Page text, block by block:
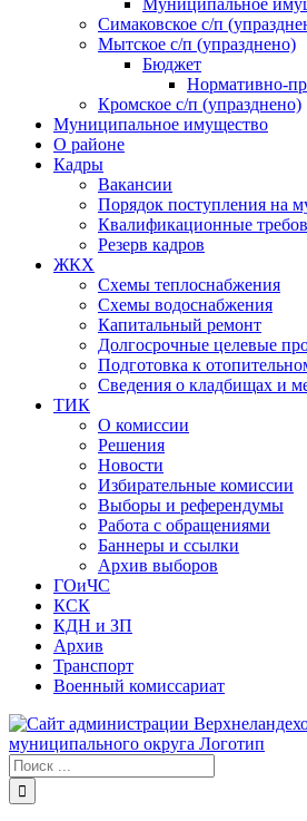
Муниципальное
Симаковское с/п
Мытское с/п (упразднено)
Бюджет
Нормативно-
Кромское с/п (упразднено)
Муниципальное имущество
О районе
Кадры
Вакансии
Порядок поступления на
Квалификационные
Резерв кадров
ЖКХ
Схемы теплоснабжения
Схемы водоснабжения
Капитальный ремонт
Долгосрочные целевые
Подготовка к
Сведения о кладбищах и
ТИК
О комиссии
Решения
Новости
Избирательные комиссии
Выборы и референдумы
Работа с обращениями
Баннеры и ссылки
Архив выборов
ГОиЧС
КСК
КДН и ЗП
Архив
Транспорт
Военный комиссариат
Результат
поиска: